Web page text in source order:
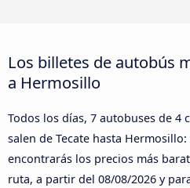
Los billetes de autobús
a Hermosillo
Todos los días, 7 autobuses de 4
salen de Tecate hasta
encontrarás los precios más
ruta, a partir del 08/08/2026 y